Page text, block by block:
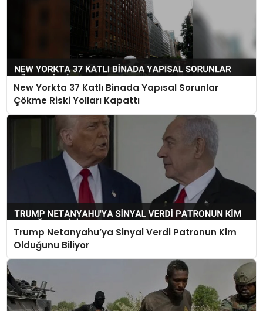
New Yorkta 37 Katlı Binada Yapısal Sorunlar
Çökme Riski Yolları Kapattı
Trump Netanyahu’ya Sinyal Verdi Patronun Kim
Olduğunu Biliyor